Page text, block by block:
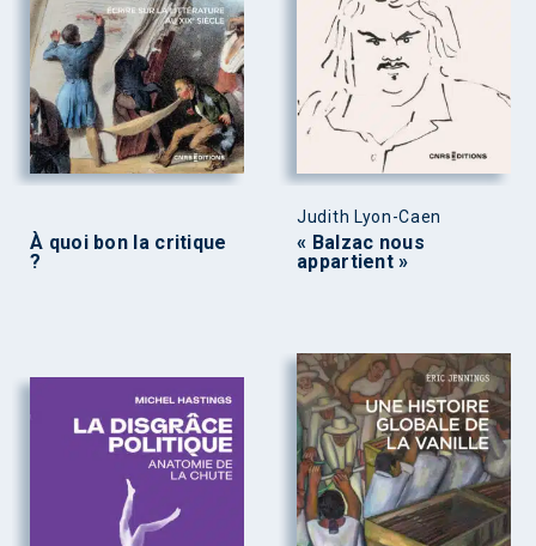
À quoi bon la critique
?
Judith Lyon-Caen
« Balzac nous
appartient »